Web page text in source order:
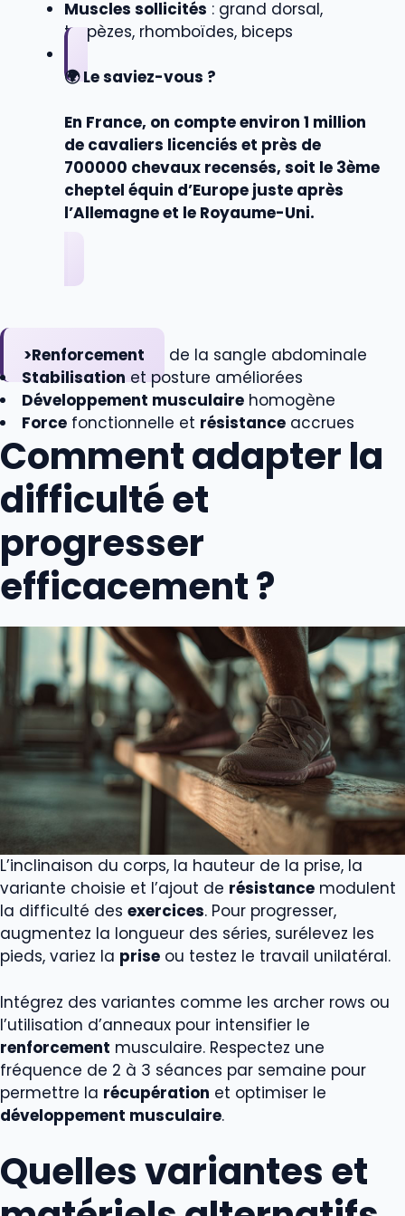
Muscles sollicités : grand dorsal,
trapèzes, rhomboïdes, biceps
🌍 Le saviez-vous ?
En France, on compte environ 1 million
de cavaliers licenciés et près de
700000 chevaux recensés, soit le 3ème
cheptel équin d’Europe juste après
l’Allemagne et le Royaume-Uni.
>Renforcement
de la sangle abdominale
Stabilisationet posture améliorées
Développement musculaire homogène
Force fonctionnelle et résistance accrues
Comment adapter la
difficulté et
progresser
efficacement ?
L’inclinaison du corps, la hauteur de la prise, la
variante choisie et l’ajout de résistance modulent
la difficulté des exercices. Pour progresser,
augmentez la longueur des séries, surélevez les
pieds, variez la prise ou testez le travail unilatéral.
Intégrez des variantes comme les archer rows ou
l’utilisation d’anneaux pour intensifier le
renforcement musculaire. Respectez une
fréquence de 2 à 3 séances par semaine pour
permettre la récupération et optimiser le
développement musculaire.
Quelles variantes et